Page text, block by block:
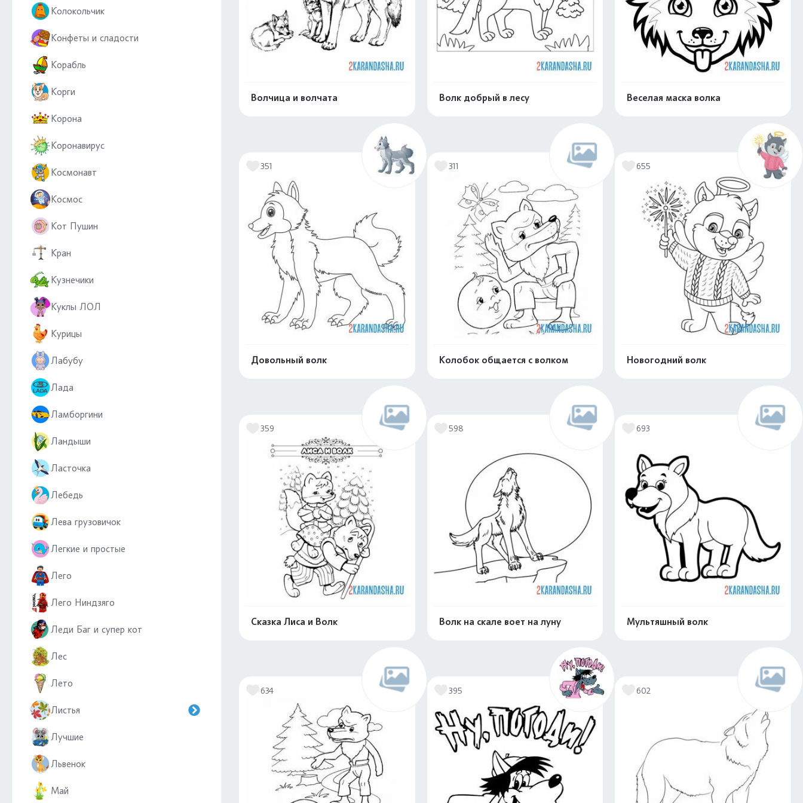
Колокольчик
Конфеты и сладости
Корабль
Корги
Корона
Коронавирус
Космонавт
Космос
Кот Пушин
Кран
Кузнечики
Куклы ЛОЛ
Курицы
Лабубу
Лада
Ламборгини
Ландыши
Ласточка
Лебедь
Лева грузовичок
Легкие и простые
Лего
Лего Ниндзяго
Леди Баг и супер кот
Лес
Лето
Листья
Лучшие
Львенок
Май
Волчица и волчата Волк добрый в лесу Веселая маска волка
351
Довольный волк
311
Колобок общается с волком
655
Новогодний волк
359
Сказка Лиса и Волк
598
Волк на скале воет на луну
Распечатать и скачать
693
Мультяшный волк
634 395 602